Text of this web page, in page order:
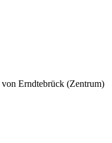
von Erndtebrück (Zentrum)